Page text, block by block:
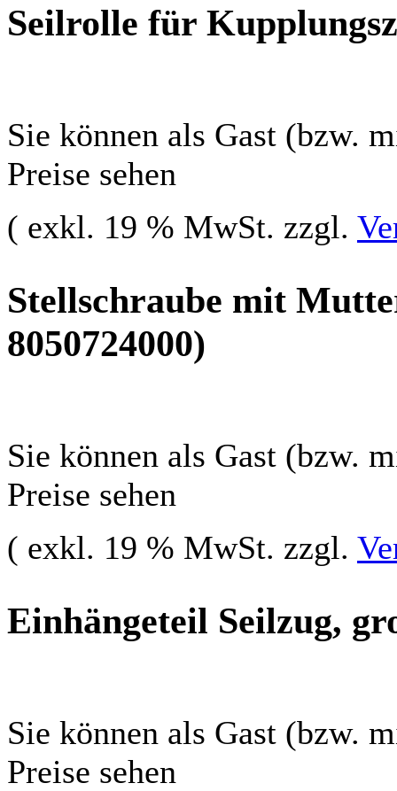
Seilrolle für
Sie können als Gast (bzw.
Preise sehen
( exkl. 19 % MwSt. zzgl.
Stellschraube mit
8050724000)
Sie können als Gast (bzw.
Preise sehen
( exkl. 19 % MwSt. zzgl.
Einhängeteil Seilzug,
Sie können als Gast (bzw.
Preise sehen